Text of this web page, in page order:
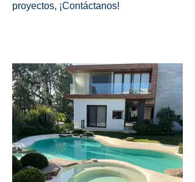
proyectos, ¡Contáctanos!